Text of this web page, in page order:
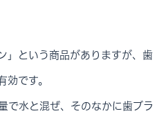
」という商品がありますが、歯
です。
で水と混ぜ、そのなかに歯ブラ